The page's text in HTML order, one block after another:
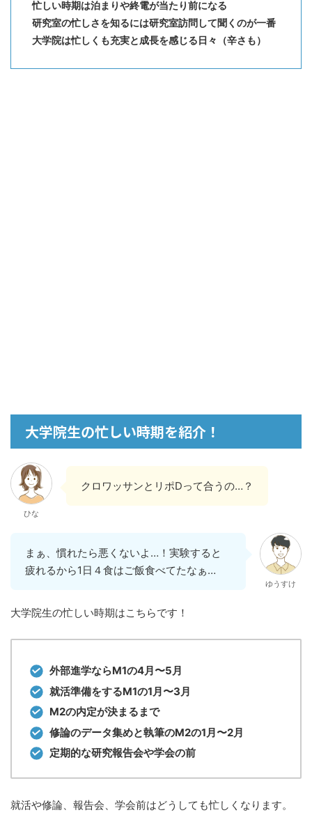
忙しい時期は泊まりや終電が当たり前になる
研究室の忙しさを知るには研究室訪問して聞くのが一番
大学院は忙しくも充実と成長を感じる日々（辛さも）
大学院生の忙しい時期を紹介！
ひな
クロワッサンとリポDって合うの…？
まぁ、慣れたら悪くないよ…！実験すると
疲れるから1日４食はご飯食べてたなぁ…
ゆうすけ
大学院生の忙しい時期はこちらです！
外部進学ならM1の4月〜5月
就活準備をするM1の1月〜3月
M2の内定が決まるまで
修論のデータ集めと執筆のM2の1月〜2月
定期的な研究報告会や学会の前
就活や修論、報告会、学会前はどうしても忙しくなります。